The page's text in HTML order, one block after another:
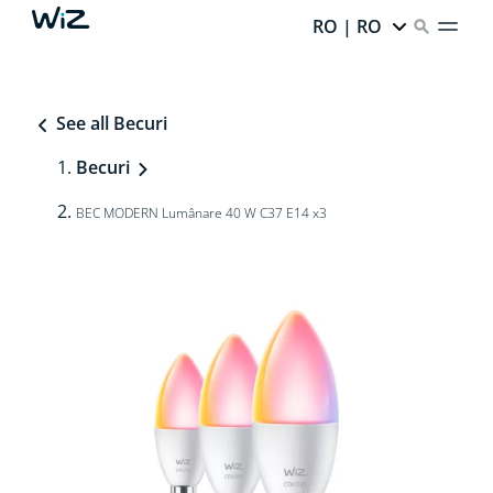
RO | RO
See all Becuri
Becuri
BEC MODERN Lumânare 40 W C37 E14 x3